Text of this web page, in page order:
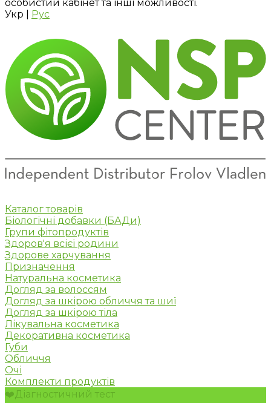
особистий кабінет та інші можливості.
Укр
Рус
Каталог товарів
Біологічні добавки (БАДи)
Групи фітопродуктів
Здоров'я всієї родини
Здорове харчування
Призначення
Натуральна косметика
Догляд за волоссям
Догляд за шкірою обличчя та шиї
Догляд за шкірою тіла
Лікувальна косметика
Декоративна косметика
Губи
Обличчя
Очі
Комплекти продуктів
❤️Діагностичний тест